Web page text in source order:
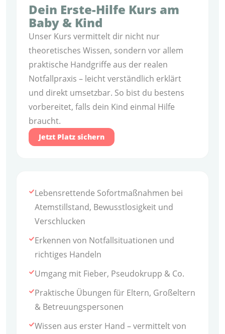
Dein Erste-Hilfe Kurs am
Baby & Kind
Unser Kurs vermittelt dir nicht nur
theoretisches Wissen, sondern vor allem
praktische Handgriffe aus der realen
Notfallpraxis – leicht verständlich erklärt
und direkt umsetzbar. So bist du bestens
vorbereitet, falls dein Kind einmal Hilfe
braucht.
Jetzt Platz sichern
Lebensrettende Sofortmaßnahmen bei
Atemstillstand, Bewusstlosigkeit und
Verschlucken
Erkennen von Notfallsituationen und
richtiges Handeln
Umgang mit Fieber, Pseudokrupp & Co.
Praktische Übungen für Eltern, Großeltern
& Betreuungspersonen
Wissen aus erster Hand – vermittelt von